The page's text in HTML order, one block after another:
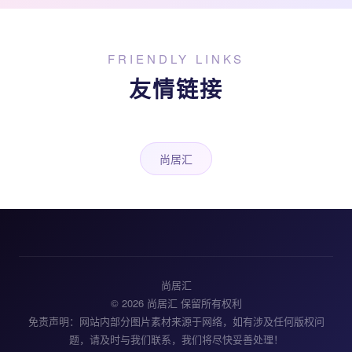
FRIENDLY LINKS
友情链接
尚居汇
尚居汇
© 2026 尚居汇 保留所有权利
免责声明：网站内部分图片素材来源于网络，如有涉及任何版权问
题，请及时与我们联系，我们将尽快妥善处理！